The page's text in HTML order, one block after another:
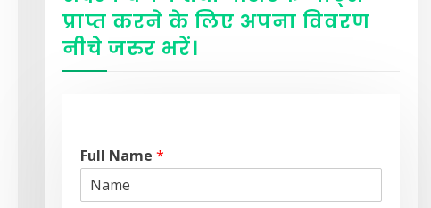
प्राप्त करने के लिए अपना विवरण
नीचे जरुर भरें।
Full Name *